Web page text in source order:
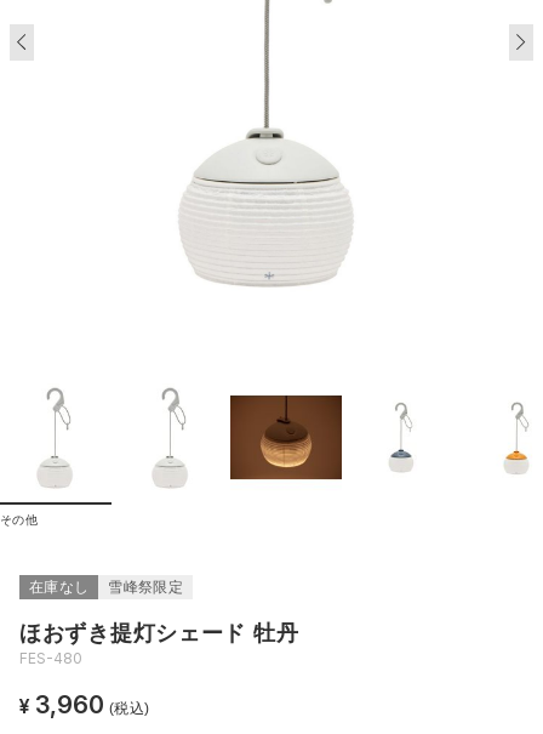
その他
在庫なし 雪峰祭限定
ほおずき提灯シェード 牡丹
FES-480
¥ 3,960 (税込)